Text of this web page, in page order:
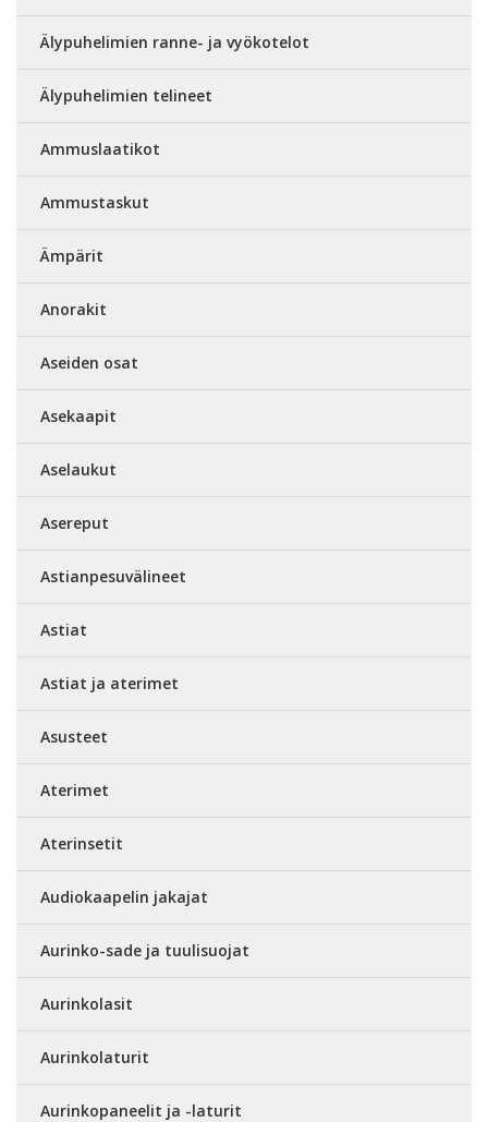
Älypuhelimien ranne- ja vyökotelot
Älypuhelimien telineet
Ammuslaatikot
Ammustaskut
Ämpärit
Anorakit
Aseiden osat
Asekaapit
Aselaukut
Asereput
Astianpesuvälineet
Astiat
Astiat ja aterimet
Asusteet
Aterimet
Aterinsetit
Audiokaapelin jakajat
Aurinko-sade ja tuulisuojat
Aurinkolasit
Aurinkolaturit
Aurinkopaneelit ja -laturit